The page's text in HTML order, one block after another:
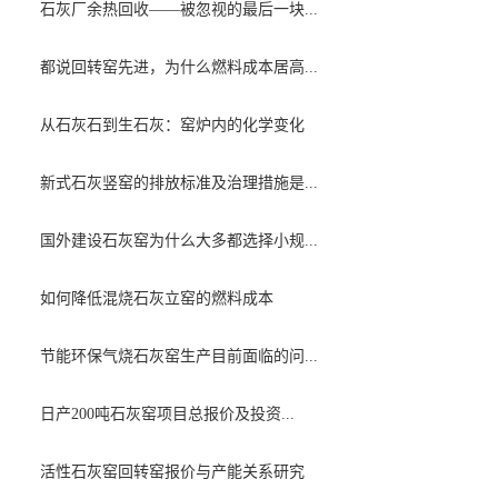
石灰厂余热回收——被忽视的最后一块...
都说回转窑先进，为什么燃料成本居高...
从石灰石到生石灰：窑炉内的化学变化
新式石灰竖窑的排放标准及治理措施是...
国外建设石灰窑为什么大多都选择小规...
如何降低混烧石灰立窑的燃料成本
节能环保气烧石灰窑生产目前面临的问...
日产200吨石灰窑项目总报价及投资...
活性石灰窑回转窑报价与产能关系研究